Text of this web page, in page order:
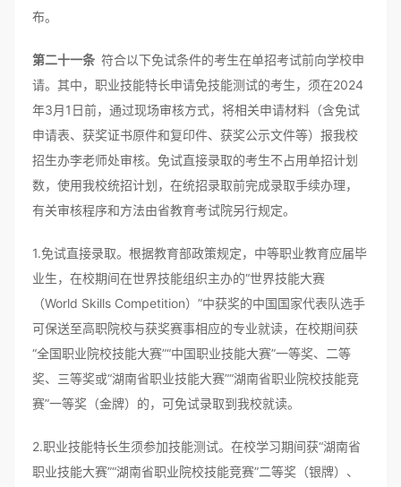
布。
第二十一条 符合以下免试条件的考生在单招考试前向学校申
请。其中，职业技能特长申请免技能测试的考生，须在2024
年3月1日前，通过现场审核方式，将相关申请材料（含免试
申请表、获奖证书原件和复印件、获奖公示文件等）报我校
招生办李老师处审核。免试直接录取的考生不占用单招计划
数，使用我校统招计划，在统招录取前完成录取手续办理，
有关审核程序和方法由省教育考试院另行规定。
1.免试直接录取。根据教育部政策规定，中等职业教育应届毕
业生，在校期间在世界技能组织主办的“世界技能大赛
（World Skills Competition）”中获奖的中国国家代表队选手
可保送至高职院校与获奖赛事相应的专业就读，在校期间获
“全国职业院校技能大赛”“中国职业技能大赛”一等奖、二等
奖、三等奖或“湖南省职业技能大赛”“湖南省职业院校技能竞
赛”一等奖（金牌）的，可免试录取到我校就读。
2.职业技能特长生须参加技能测试。在校学习期间获“湖南省
职业技能大赛”“湖南省职业院校技能竞赛”二等奖（银牌）、